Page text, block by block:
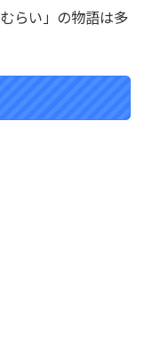
らい」の物語は多